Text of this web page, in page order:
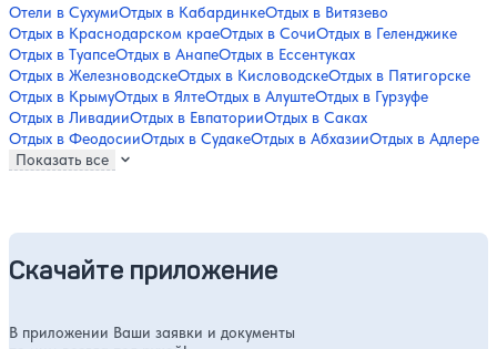
Отели в СухумиОтдых в КабардинкеОтдых в Витязево
Отдых в Краснодарском краеОтдых в СочиОтдых в Геленджике
Отдых в ТуапсеОтдых в АнапеОтдых в Ессентуках
Отдых в ЖелезноводскеОтдых в КисловодскеОтдых в Пятигорске
Отдых в КрымуОтдых в ЯлтеОтдых в АлуштеОтдых в Гурзуфе
Отдых в ЛивадииОтдых в ЕвпаторииОтдых в Саках
Отдых в ФеодосииОтдых в СудакеОтдых в АбхазииОтдых в Адлере
Показать все
Скачайте приложение
В приложении Ваши заявки и документы